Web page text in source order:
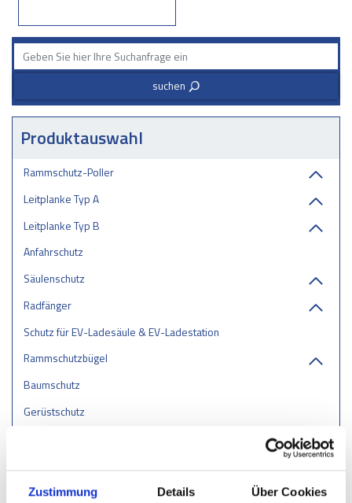
Zustimmung Details Über Cookies
suchen 3
Produktauswahl
Rammschutz-Poller
Leitplanke Typ A
Leitplanke Typ B
Anfahrschutz
Säulenschutz
Radfänger
Schutz für EV-Ladesäule & EV-Ladestation
Rammschutzbügel
Baumschutz
Gerüstschutz
Sicherheitsspiegel